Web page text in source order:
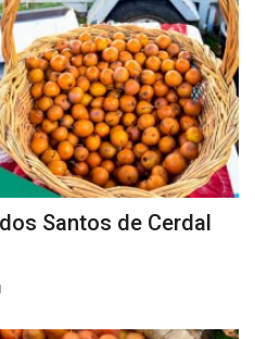
Santos de Cerdal